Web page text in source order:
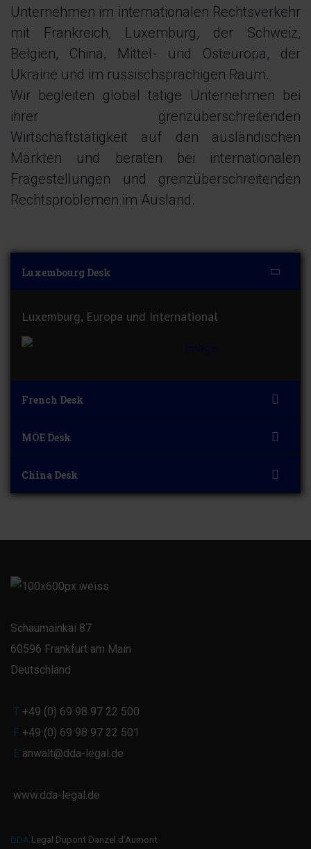
Unternehmen im internationalen Rechtsverkehr
mit Frankreich, Luxemburg, der Schweiz,
Belgien, China, Mittel- und Osteuropa, der
Ukraine und im russischsprachigen Raum.
Wir begleiten global tätige Unternehmen bei
ihrer grenzüberschreitenden
Wirtschaftstätigkeit auf den ausländischen
Märkten und beraten bei internationalen
Fragestellungen und grenzüberschreitenden
Rechtsproblemen im Ausland.
Luxembourg Desk
Luxemburg, Europa und International
French Desk
MOE Desk
China Desk
Schaumainkai 87
60596 Frankfurt am Main
Deutschland
T +49 (0) 69 98 97 22 500
F +49 (0) 69 98 97 22 501
E anwalt@dda-legal.de
www.dda-legal.de
DDA Legal Dupont Danzel d’Aumont